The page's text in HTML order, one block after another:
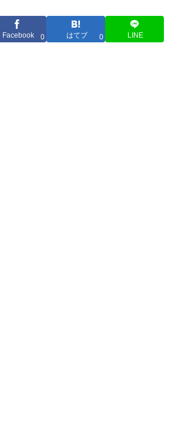
Facebook 0 はてブ 0 LINE